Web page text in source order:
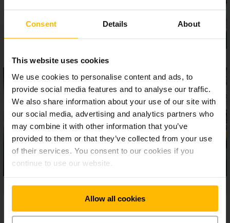
Consent Details About
This website uses cookies
We use cookies to personalise content and ads, to
provide social media features and to analyse our traffic.
We also share information about your use of our site with
our social media, advertising and analytics partners who
may combine it with other information that you’ve
provided to them or that they’ve collected from your use
of their services. You consent to our cookies if you
continue to use our website.
Allow all cookies